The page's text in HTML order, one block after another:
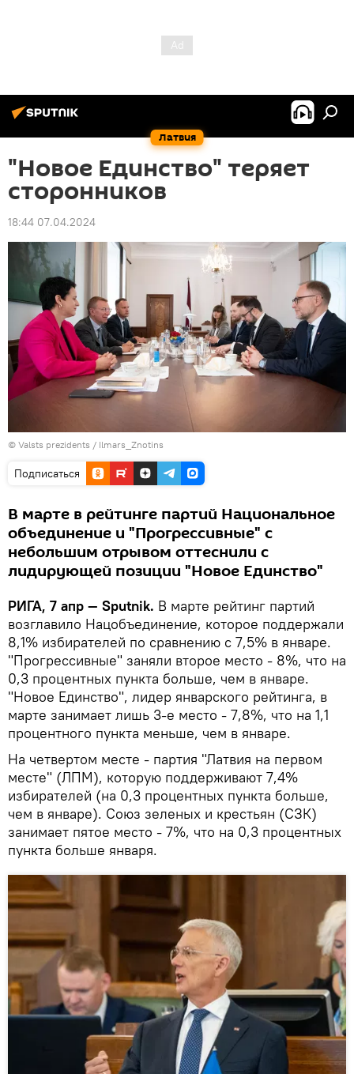
Латвия
"Новое Единство" теряет
сторонников
18:44 07.04.2024
© Valsts prezidents / Ilmars_Znotins
Подписаться
В марте в рейтинге партий Национальное
объединение и "Прогрессивные" с
небольшим отрывом оттеснили с
лидирующей позиции "Новое Единство"
РИГА, 7 апр — Sputnik. В марте рейтинг партий
возглавило Нацобъединение, которое поддержали
8,1% избирателей по сравнению с 7,5% в январе.
"Прогрессивные" заняли второе место - 8%, что на
0,3 процентных пункта больше, чем в январе.
"Новое Единство", лидер январского рейтинга, в
марте занимает лишь 3-е место - 7,8%, что на 1,1
процентного пункта меньше, чем в январе.
На четвертом месте - партия "Латвия на первом
месте" (ЛПМ), которую поддерживают 7,4%
избирателей (на 0,3 процентных пункта больше,
чем в январе). Союз зеленых и крестьян (СЗК)
занимает пятое место - 7%, что на 0,3 процентных
пункта больше января.